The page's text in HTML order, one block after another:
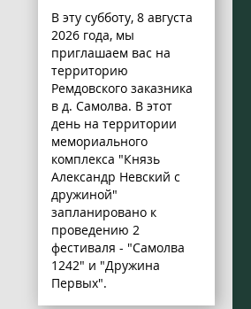
В эту субботу, 8 августа
2026 года, мы
приглашаем вас на
территорию
Ремдовского заказника
в д. Самолва. В этот
день на территории
мемориального
комплекса "Князь
Александр Невский с
дружиной"
запланировано к
проведению 2
фестиваля - "Самолва
1242" и "Дружина
Первых".